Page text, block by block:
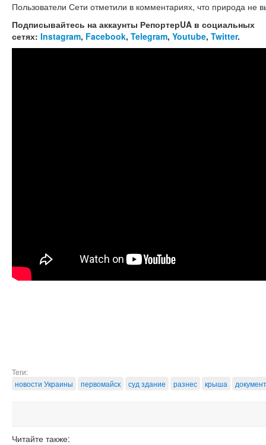
Пользователи Сети отметили в комментариях, что природа
Подписывайтесь на аккаунты РепортерUA в социальных
сетях: Instagram, Facebook, Telegram, Youtube, Twitter.
Теги:
новости Украины
первомайск суд здание разнес крыша
Читайте также: